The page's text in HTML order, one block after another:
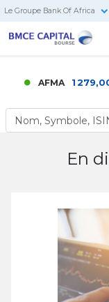
Le Groupe Bank Of Africa
AFMA 1 279,00
En